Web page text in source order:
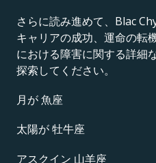
さらに読み進めて、Blac
キャリアの成功、運命の転
における障害に関する詳細
探索してください。
月が 魚座
太陽が 牡牛座
アスクイン 山羊座